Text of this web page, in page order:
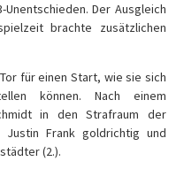
Der Ausgleich
brachte zusätzlichen
für einen Start, wie sie sich
können. Nach einem
in den Strafraum der
Frank goldrichtig und
(2.).